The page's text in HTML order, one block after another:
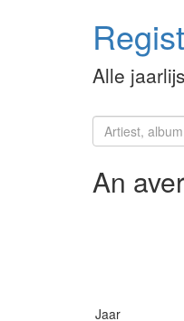
Alle
An
Jaar